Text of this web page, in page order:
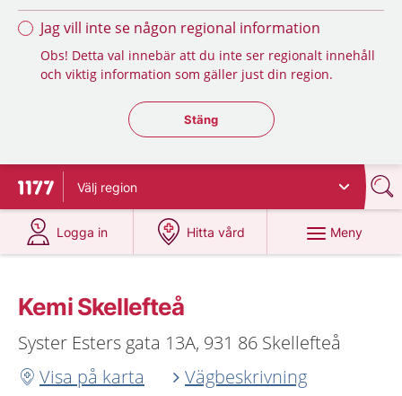
Jag vill inte se någon regional information
Obs! Detta val innebär att du inte ser regionalt innehåll
och viktig information som gäller just din region.
Stäng regionsväljaren
Stäng
Till startsidan för 1177
Välj region
Logga in
på 1177.se
Hitta vård
på 1177.se
Meny
Kemi Skellefteå
Syster Esters gata 13A, 931 86 Skellefteå
Visa på karta
Vägbeskrivning